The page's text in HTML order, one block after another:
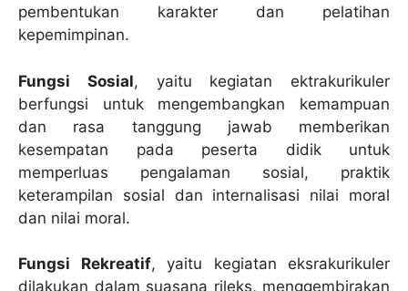
pembentukan karakter dan pelatihan
kepemimpinan.
Fungsi Sosial, yaitu kegiatan ektrakurikuler
berfungsi untuk mengembangkan kemampuan
dan rasa tanggung jawab memberikan
kesempatan pada peserta didik untuk
memperluas pengalaman sosial, praktik
keterampilan sosial dan internalisasi nilai moral
dan nilai moral.
Fungsi Rekreatif, yaitu kegiatan eksrakurikuler
dilakukan dalam suasana rileks, menggembirakan